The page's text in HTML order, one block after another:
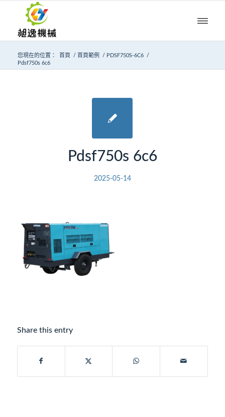
您現在的位置： 首頁 / 首頁範例 / PDSF750S-6C6
/
Pdsf750s 6c6
Pdsf750s 6c6
2025-05-14
Share this entry